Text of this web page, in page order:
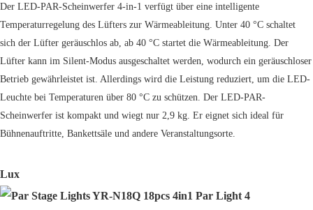
Der LED-PAR-Scheinwerfer 4-in-1 verfügt über eine intelligente
Temperaturregelung des Lüfters zur Wärmeableitung. Unter 40 °C schaltet
sich der Lüfter geräuschlos ab, ab 40 °C startet die Wärmeableitung. Der
Lüfter kann im Silent-Modus ausgeschaltet werden, wodurch ein geräuschloser
Betrieb gewährleistet ist. Allerdings wird die Leistung reduziert, um die LED-
Leuchte bei Temperaturen über 80 °C zu schützen. Der LED-PAR-
Scheinwerfer ist kompakt und wiegt nur 2,9 kg. Er eignet sich ideal für
Bühnenauftritte, Bankettsäle und andere Veranstaltungsorte.
Lux